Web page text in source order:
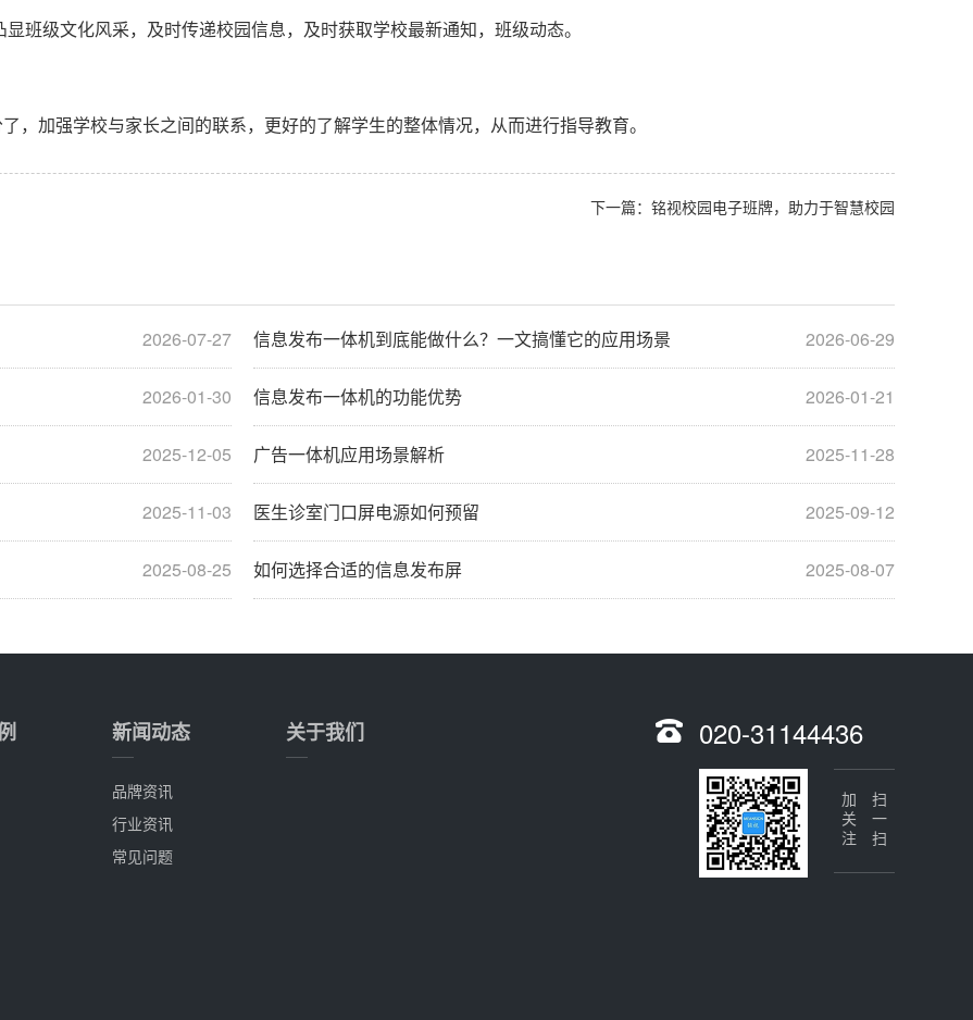
级文化风采，及时传递校园信息，及时获取学校最新通知，班级动态。
加强学校与家长之间的联系，更好的了解学生的整体情况，从而进行指导教育。
下一篇： 铭视校园电子班牌，助力于智慧校园
2026-07-27 2026-06-29
信息发布一体机到底能做什么？一文搞懂它的应用场景
2026-01-30 2026-01-21
信息发布一体机的功能优势
2025-12-05 2025-11-28
广告一体机应用场景解析
2025-11-03 2025-09-12
医生诊室门口屏电源如何预留
2025-08-25 2025-08-07
如何选择合适的信息发布屏
新闻动态
品牌资讯
行业资讯
常见问题
关于我们 020-31144436
扫一扫
加关注